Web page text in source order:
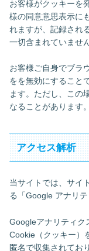
お客様がクッキーを
様の同意意思表示に
れますが、記録され
一切含まれていません
お客様ご自身でブラ
をを無効にすること
ます。ただし、この
なることがあります。
アクセス解析
当サイトでは、サイ
る「Google アナリ
Googleアナリティク
Cookie（クッキー）
匿名で収集されてお